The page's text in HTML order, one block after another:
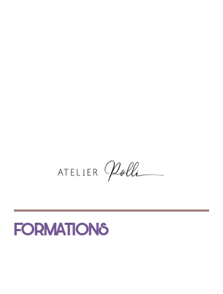
FORMATIONS